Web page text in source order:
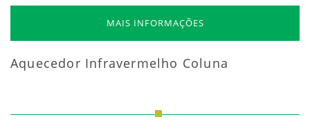
MAIS INFORMAÇÕES
Aquecedor Infravermelho Coluna